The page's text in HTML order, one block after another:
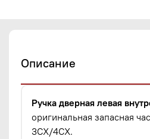
Описание
Ручка дверная левая
оригинальная запасная
3CX/4CX.